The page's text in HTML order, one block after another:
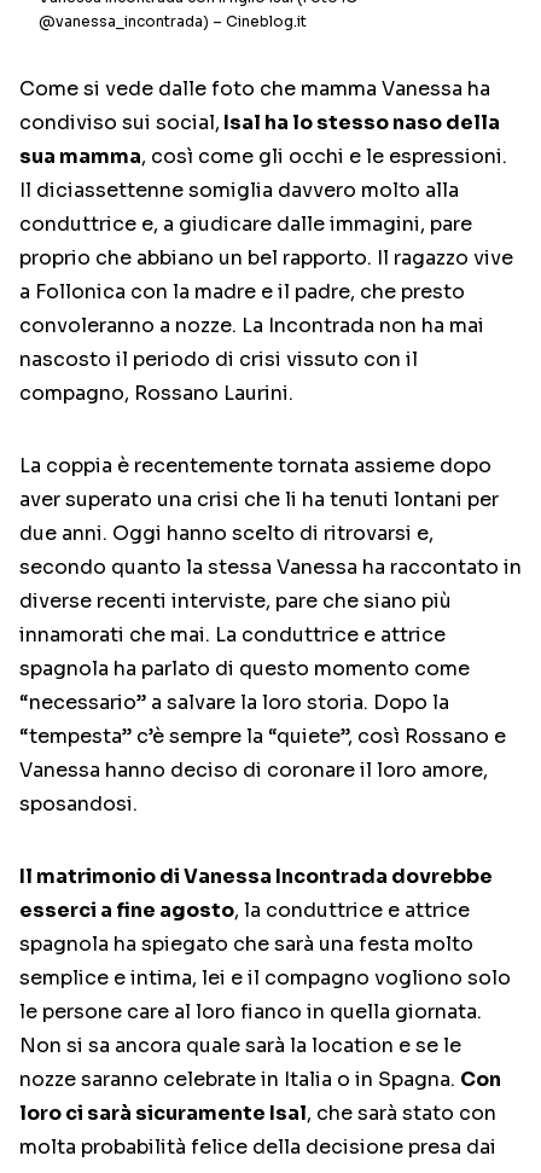
@vanessa_incontrada) – Cineblog.it
Come si vede dalle foto che mamma Vanessa ha
condiviso sui social, Isal ha lo stesso naso della
sua mamma, così come gli occhi e le espressioni.
Il diciassettenne somiglia davvero molto alla
conduttrice e, a giudicare dalle immagini, pare
proprio che abbiano un bel rapporto. Il ragazzo vive
a Follonica con la madre e il padre, che presto
convoleranno a nozze. La Incontrada non ha mai
nascosto il periodo di crisi vissuto con il
compagno, Rossano Laurini.
La coppia è recentemente tornata assieme dopo
aver superato una crisi che li ha tenuti lontani per
due anni. Oggi hanno scelto di ritrovarsi e,
secondo quanto la stessa Vanessa ha raccontato in
diverse recenti interviste, pare che siano più
innamorati che mai. La conduttrice e attrice
spagnola ha parlato di questo momento come
“necessario” a salvare la loro storia. Dopo la
“tempesta” c’è sempre la “quiete”, così Rossano e
Vanessa hanno deciso di coronare il loro amore,
sposandosi.
Il matrimonio di Vanessa Incontrada dovrebbe
esserci a fine agosto, la conduttrice e attrice
spagnola ha spiegato che sarà una festa molto
semplice e intima, lei e il compagno vogliono solo
le persone care al loro fianco in quella giornata.
Non si sa ancora quale sarà la location e se le
nozze saranno celebrate in Italia o in Spagna. Con
loro ci sarà sicuramente Isal, che sarà stato con
molta probabilità felice della decisione presa dai